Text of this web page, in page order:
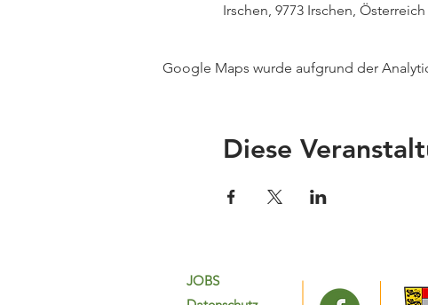
Irschen, 9773 Irschen, Österreich
Google Maps wurde aufgrund der
Diese
JOBS